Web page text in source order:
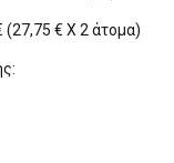
(27,75 € Χ 2 άτομα)